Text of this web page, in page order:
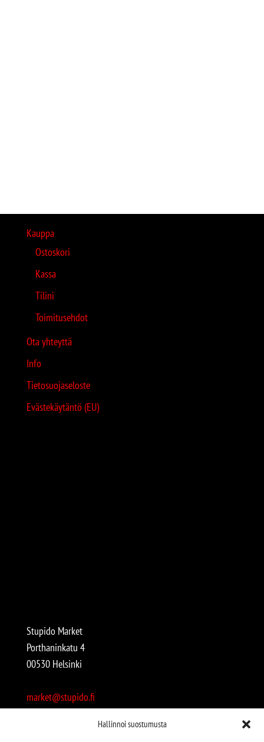
Hallinnoi suostumusta
Kauppa
Ostoskori
Kassa
Tilini
Toimitusehdot
Ota yhteyttä
Info
Tietosuojaseloste
Evästekäytäntö (EU)
Stupido Market
Porthaninkatu 4
00530 Helsinki
market@stupido.fi